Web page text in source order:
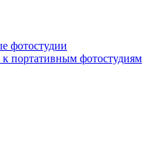
фотостудии
портативным фотостудиям